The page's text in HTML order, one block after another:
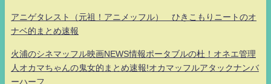
アニゲタレスト（元祖！アニメッフル） ひきこもりニートのオ
ナベ的まとめ速報
火浦のシネマッフル映画NEWS情報ポータブルの杜！オネエ管理
人オカマちゃんの鬼女的まとめ速報!オカマッフルアタックナンバ
ーハーフ